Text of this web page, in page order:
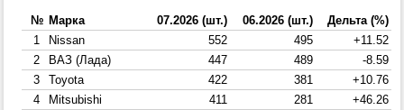
№ Марка 07.2026 (шт.) 06.2026 (шт.)
Дельта (%)
1
Nissan 552 495
+11.52
2
ВАЗ (Лада) 447 489
-8.59
3
Toyota 422 381
+10.76
4
Mitsubishi 411 281
+46.26